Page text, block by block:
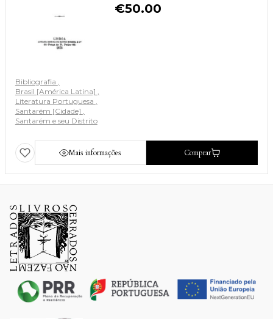
€50.00
Bibliografia
Brasil [América Latina]
Literatura Portuguesa
Santarém [Cidade]
Santarém e seu Distrito
Mais informações Comprar